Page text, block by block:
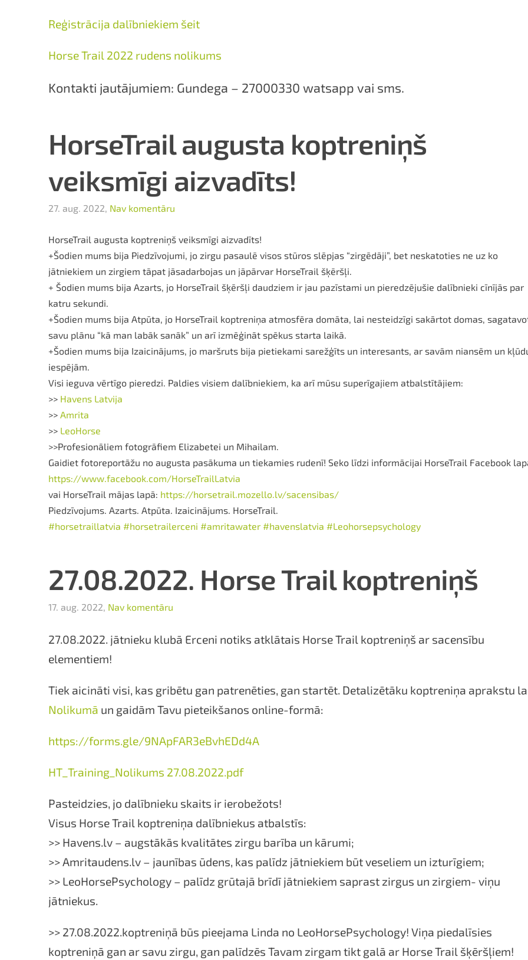
Reģistrācija dalībniekiem šeit
Horse Trail 2022 rudens nolikums
Kontakti jautājumiem: Gundega – 27000330 watsapp vai sms.
HorseTrail augusta koptreniņš
veiksmīgi aizvadīts!
27. aug. 2022, Nav komentāru
HorseTrail augusta koptreniņš veiksmīgi aizvadīts!
+Šodien mums bija Piedzīvojumi, jo zirgu pasaulē visos stūros slēpjas “zirgēdāji”, bet neskatoties ne uz ko
jātniekiem un zirgiem tāpat jāsadarbojas un jāpārvar HorseTrail šķēršļi.
+ Šodien mums bija Azarts, jo HorseTrail šķēršļi daudziem ir jau pazīstami un pieredzējušie dalībnieki cīnījās par
katru sekundi.
+Šodien mums bija Atpūta, jo HorseTrail koptreniņa atmosfēra domāta, lai nesteidzīgi sakārtot domas,
savu plānu “kā man labāk sanāk” un arī izmēģināt spēkus starta laikā.
+Šodien mums bija Izaicinājums, jo maršruts bija pietiekami sarežģīts un interesants, ar savām niansēm un
iespējām.
Visi ieguva vērtīgo pieredzi. Paldies visiem dalībniekiem, ka arī mūsu superīgajiem atbalstītājiem:
>> Havens Latvija
>> Amrita
>> LeoHorse
>>Profesionāliem fotogrāfiem Elizabetei un Mihailam.
Gaidiet fotoreportāžu no augusta pasākuma un tiekamies rudenī! Seko līdzi informācijai HorseTrail Facebook
https://www.facebook.com/HorseTrailLatvia
vai HorseTrail mājas lapā: https://horsetrail.mozello.lv/sacensibas/
Piedzīvojums. Azarts. Atpūta. Izaicinājums. HorseTrail.
#horsetraillatvia #horsetrailerceni #amritawater #havenslatvia #Leohorsepsychology
27.08.2022. Horse Trail koptreniņš
17. aug. 2022, Nav komentāru
27.08.2022. jātnieku klubā Erceni notiks atklātais Horse Trail koptreniņš ar sacensību
elementiem!
Tiek aicināti visi, kas gribētu gan patrenēties, gan startēt. Detalizētāku koptreniņa aprakstu
Nolikumā un gaidām Tavu pieteikšanos online-formā:
https://forms.gle/9NApFAR3eBvhEDd4A
HT_Training_Nolikums 27.08.2022.pdf
Pasteidzies, jo dalībnieku skaits ir ierobežots!
Visus Horse Trail koptreniņa dalībniekus atbalstīs:
>> Havens.lv – augstākās kvalitātes zirgu barība un kārumi;
>> Amritaudens.lv – jaunības ūdens, kas palīdz jātniekiem būt veseliem un izturīgiem;
>> LeoHorsePsychology – palīdz grūtajā brīdī jātniekiem saprast zirgus un zirgiem- viņu
jātniekus.
>> 27.08.2022.koptreniņā būs pieejama Linda no LeoHorsePsychology! Viņa piedalīsies
koptreniņā gan ar savu zirgu, gan palīdzēs Tavam zirgam tikt galā ar Horse Trail šķēršļiem!